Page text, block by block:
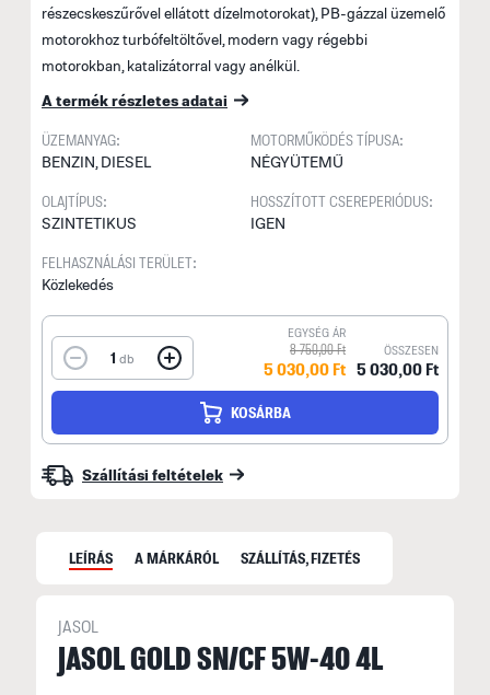
részecskeszűrővel ellátott dízelmotorokat), PB-gázzal üzemelő
motorokhoz turbófeltöltővel, modern vagy régebbi
motorokban, katalizátorral vagy anélkül.
A termék részletes adatai
ÜZEMANYAG:
BENZIN, DIESEL
MOTORMŰKÖDÉS TÍPUSA:
NÉGYÜTEMŰ
OLAJTÍPUS:
SZINTETIKUS
HOSSZÍTOTT CSEREPERIÓDUS:
IGEN
FELHASZNÁLÁSI TERÜLET:
Közlekedés
1 db
EGYSÉG ÁR
8 750,00 Ft
5 030,00 Ft
ÖSSZESEN
5 030,00 Ft
KOSÁRBA
Szállítási feltételek
LEÍRÁS A MÁRKÁRÓL SZÁLLÍTÁS, FIZETÉS
JASOL
JASOL GOLD SN/CF 5W-40 4L